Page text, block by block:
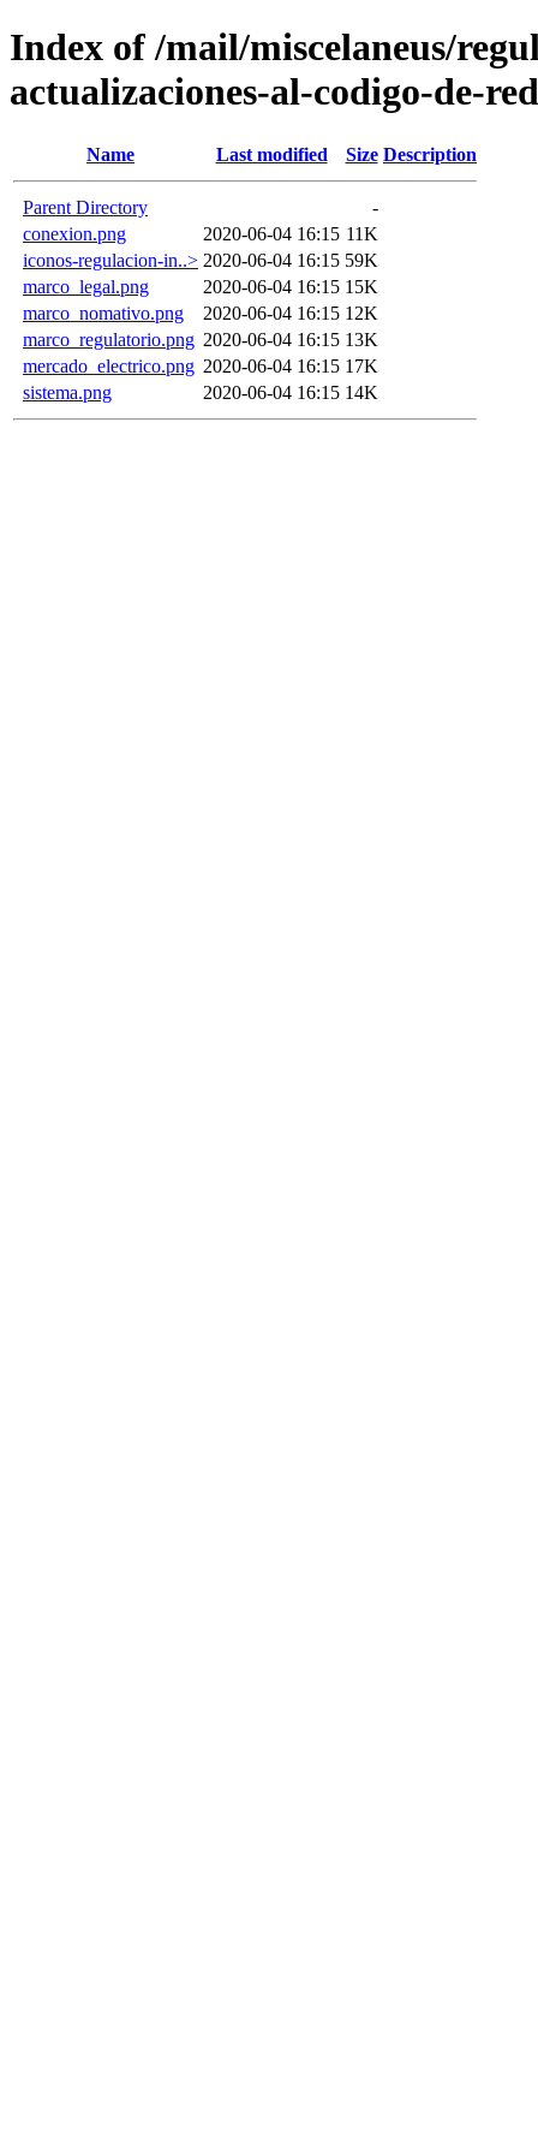
Index of /mail/miscelaneus/
actualizaciones-al-codigo-de-red
Name Last modified Size Description
Parent Directory
-
conexion.png
2020-06-04 16:15 11K
iconos-regulacion-in..> 2020-06-04 16:15 59K
marco_legal.png
2020-06-04 16:15 15K
marco_nomativo.png
2020-06-04 16:15 12K
marco_regulatorio.png 2020-06-04 16:15 13K
mercado_electrico.png 2020-06-04 16:15 17K
sistema.png
2020-06-04 16:15 14K